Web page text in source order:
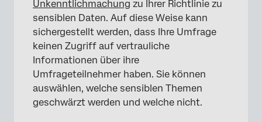
Unkenntlichmachung zu Ihrer Richtlinie zu
sensiblen Daten. Auf diese Weise kann
sichergestellt werden, dass Ihre Umfrage
keinen Zugriff auf vertrauliche
Informationen über ihre
Umfrageteilnehmer haben. Sie können
auswählen, welche sensiblen Themen
geschwärzt werden und welche nicht.